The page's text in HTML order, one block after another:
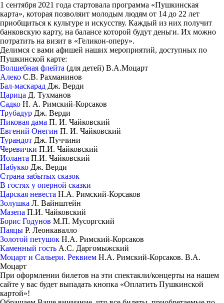
1 сентября 2021 года стартовала программа «Пушкинская
карта», которая позволяит молодым людям от 14 до 22 лет
приобщиться к культуре и искусству. Каждый из них получит
банковскую карту, на балансе которой будут деньги. Их можно
потратить на визит в «Геликон-оперу».
Делимся с вами афишей наших мероприятий, доступных по
Пушкинской карте:
Волшебная флейта (для детей) В.А.Моцарт
Алеко С.В. Рахманинов
Бал-маскарад Дж. Верди
Царица Д. Тухманов
Садко Н. А. Римский-Корсаков
Трубадур Дж. Верди
Пиковая дама П. И. Чайковский
Евгений Онегин П. И. Чайковский
Турандот Дж. Пуччини
Черевички П.И. Чайковский
Иоланта П.И. Чайковский
Набукко Дж. Верди
Страна забытых сказок
В гостях у оперной сказки
Царская невеста Н.А. Римский-Корсаков
Золушка Л. Вайнштейн
Мазепа П.И. Чайковский
Борис Годунов М.П. Мусоргский
Паяцы Р. Леонкавалло
Золотой петушок Н.А. Римский-Корсаков
Каменный гость А.С. Даргомыжский
Моцарт и Сальери. Реквием Н.А. Римский-Корсаков. В.А.
Моцарт
При оформлении билетов на эти спектакли/концерты на нашем
сайте у вас будет выпадать кнопка «Оплатить Пушкинской
картой»!